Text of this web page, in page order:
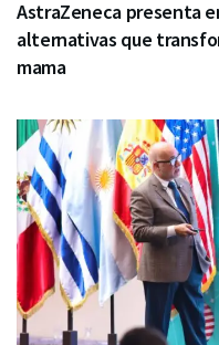
AstraZeneca presenta
alternativas que
mama